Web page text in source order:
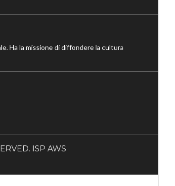
Ha la missione di diffondere la cultura
ISP AWS